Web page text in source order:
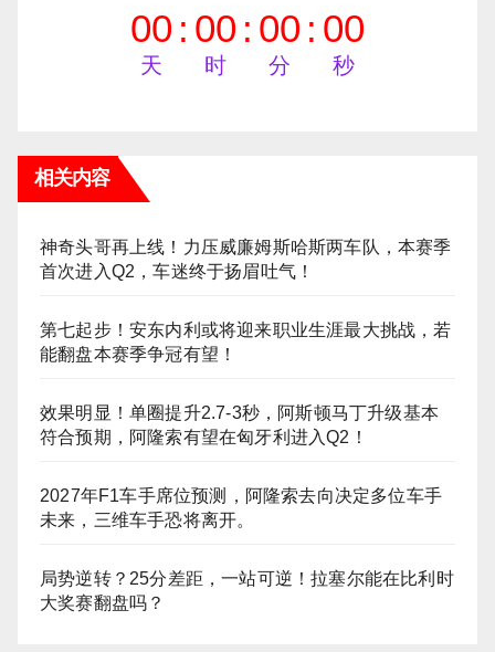
00
天
: 00
时
: 00
分
: 00
秒
相关内容
神奇头哥再上线！力压威廉姆斯哈斯两车队，本赛季
首次进入Q2，车迷终于扬眉吐气！
第七起步！安东内利或将迎来职业生涯最大挑战，若
能翻盘本赛季争冠有望！
效果明显！单圈提升2.7-3秒，阿斯顿马丁升级基本
符合预期，阿隆索有望在匈牙利进入Q2！
2027年F1车手席位预测，阿隆索去向决定多位车手
未来，三维车手恐将离开。
局势逆转？25分差距，一站可逆！拉塞尔能在比利时
大奖赛翻盘吗？